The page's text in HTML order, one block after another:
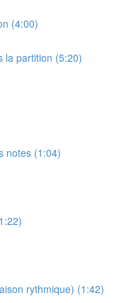
(4:00)
la partition (5:20)
notes (1:04)
rythmique) (1:42)